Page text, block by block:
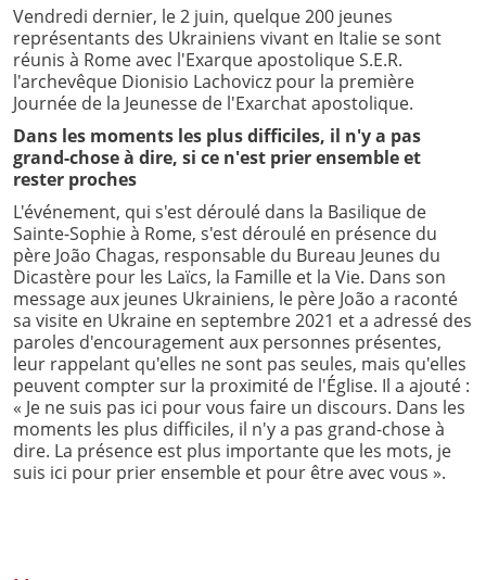
Vendredi dernier, le 2 juin, quelque 200 jeunes
représentants des Ukrainiens vivant en Italie se sont
réunis à Rome avec l'Exarque apostolique S.E.R.
l'archevêque Dionisio Lachovicz pour la première
Journée de la Jeunesse de l'Exarchat apostolique.
Dans les moments les plus difficiles, il n'y a pas
grand-chose à dire, si ce n'est prier ensemble et
rester proches
L'événement, qui s'est déroulé dans la Basilique de
Sainte-Sophie à Rome, s'est déroulé en présence du
père João Chagas, responsable du Bureau Jeunes du
Dicastère pour les Laïcs, la Famille et la Vie. Dans son
message aux jeunes Ukrainiens, le père João a raconté
sa visite en Ukraine en septembre 2021 et a adressé des
paroles d'encouragement aux personnes présentes,
leur rappelant qu'elles ne sont pas seules, mais qu'elles
peuvent compter sur la proximité de l'Église. Il a ajouté :
« Je ne suis pas ici pour vous faire un discours. Dans les
moments les plus difficiles, il n'y a pas grand-chose à
dire. La présence est plus importante que les mots, je
suis ici pour prier ensemble et pour être avec vous ».